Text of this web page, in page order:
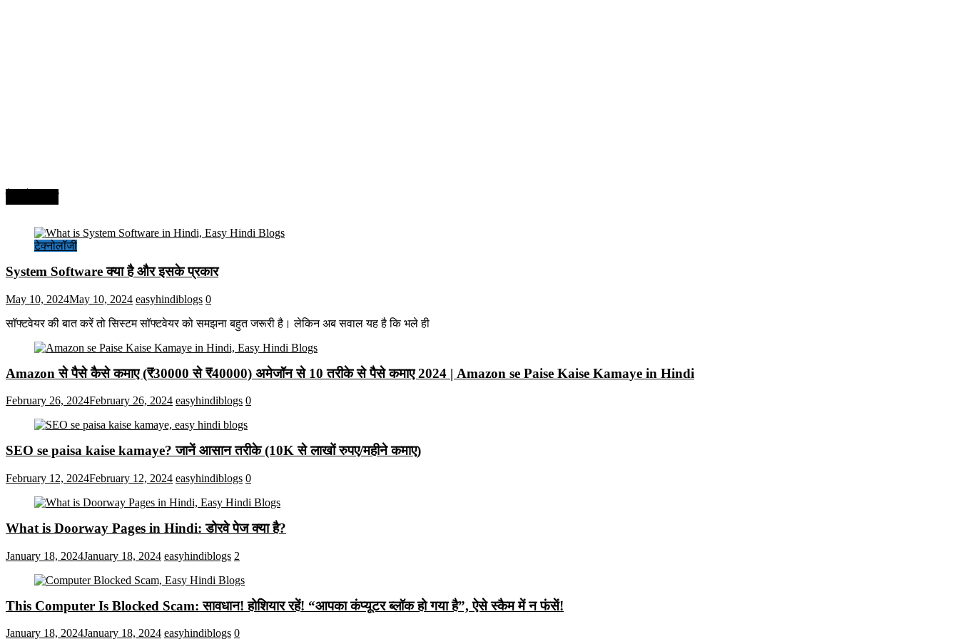
टेक्नोलॉजी
System Software क्या है और इसके प्रकार
May 10, 2024May 10, 2024 easyhindiblogs 0
सॉफ्टवेयर की बात करें तो सिस्टम सॉफ्टवेयर को समझना बहुत जरूरी है। लेकिन अब सवाल यह है कि भले ही
Amazon से पैसे कैसे कमाए (₹30000 से ₹40000) अमेजॉन से 10 तरीके से पैसे कमाए 2024 | Amazon se Paise Kaise Kamaye in Hindi
February 26, 2024February 26, 2024 easyhindiblogs 0
SEO se paisa kaise kamaye? जानें आसान तरीके (10K से लाखों रुपए/महीने कमाए)
February 12, 2024February 12, 2024 easyhindiblogs 0
What is Doorway Pages in Hindi: डोरवे पेज क्या है?
January 18, 2024January 18, 2024 easyhindiblogs 2
This Computer Is Blocked Scam: सावधान! होशियार रहें! “आपका कंप्यूटर ब्लॉक हो गया है”, ऐसे स्कैम में न फंसें!
January 18, 2024January 18, 2024 easyhindiblogs 0